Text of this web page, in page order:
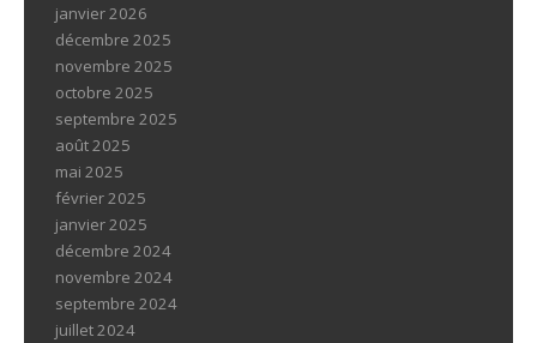
janvier 2026
décembre 2025
novembre 2025
octobre 2025
septembre 2025
août 2025
mai 2025
février 2025
janvier 2025
décembre 2024
novembre 2024
septembre 2024
juillet 2024